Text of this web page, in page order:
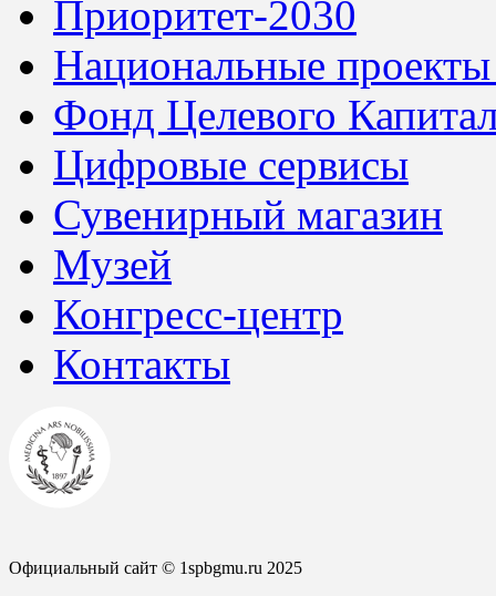
Приоритет-2030
Национальные
Фонд Целевого
Цифровые сервисы
Сувенирный магазин
Музей
Конгресс-центр
Контакты
Официальный сайт © 1spbgmu.ru 2025